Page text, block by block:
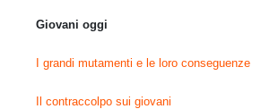
Giovani oggi
I grandi mutamenti e le loro conseguenze
Il contraccolpo sui giovani